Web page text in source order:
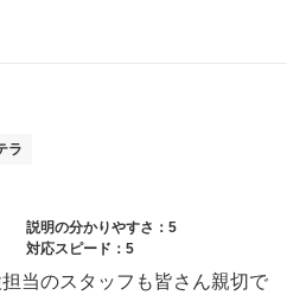
ラ
説明の分かりやすさ：5
対応スピード：5
当のスタッフも皆さん親切で